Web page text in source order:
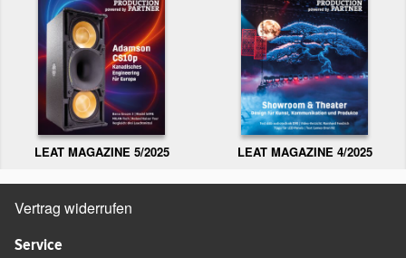
LEAT MAGAZINE 5/2025 LEAT MAGAZINE 4/2025
Vertrag widerrufen
Service